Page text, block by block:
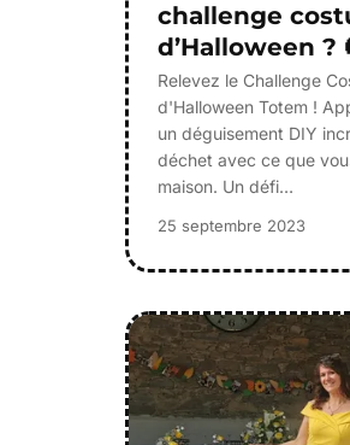
challenge
d’Halloween ?
Relevez le Challenge
d'Halloween Totem !
un déguisement DIY
déchet avec ce que
maison. Un défi…
25 septembre 2023